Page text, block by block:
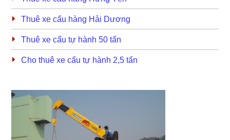
Thuê xe cẩu hàng Hải Dương
Thuê xe cẩu tự hành 50 tấn
Cho thuê xe cẩu tự hành 2,5 tấn